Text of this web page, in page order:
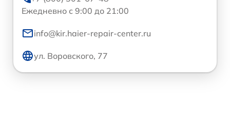
Ежедневно с 9:00 до 21:00
info@kir.haier-repair-center.ru
ул. Воровского, 77